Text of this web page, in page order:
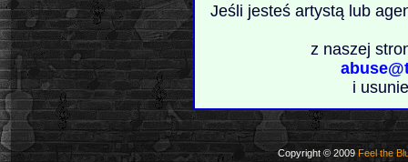
Jeśli jesteś artystą lub
z naszej
i
Copyright © 2009 Feel the